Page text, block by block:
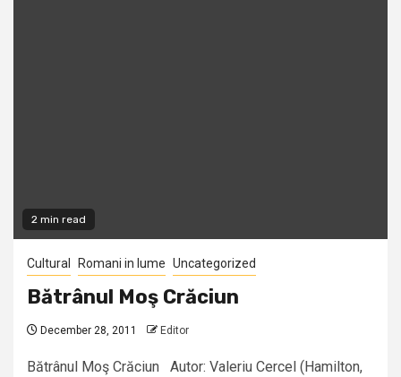
2 min read
Cultural Romani in lume Uncategorized
Bătrânul Moş Crăciun
December 28, 2011 Editor
Bătrânul Moş Crăciun Autor: Valeriu Cercel (Hamilton,